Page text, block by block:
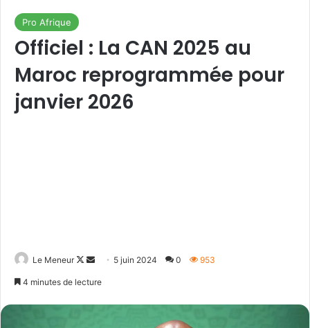
Pro Afrique
Officiel : La CAN 2025 au
Maroc reprogrammée pour
janvier 2026
Le Meneur
Follow
Envoyer5 juin 2024 0 953
4 minutes de lecture